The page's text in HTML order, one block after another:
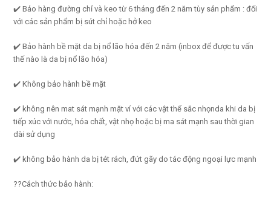
✔️ Bảo hàng đường chỉ và keo từ 6 tháng đến 2 năm tùy sản phẩm : đối
với các sản phẩm bị sút chỉ hoặc hở keo
✔️ Bảo hành bề mặt da bị nổ lão hóa đến 2 năm (inbox để được tu vấn
thế nào là da bị nổ lão hóa)
✔️ Không bảo hành bề mặt
✔️ không nên mat sát mạnh mặt ví với các vật thể sắc nhọnda khi da bị
tiếp xúc với nước, hóa chất, vật nhọ hoặc bị ma sát mạnh sau thời gian
dài sử dụng
✔️ không bảo hành da bị tét rách, đứt gãy do tác động ngoại lực mạnh
??Cách thức bảo hành: